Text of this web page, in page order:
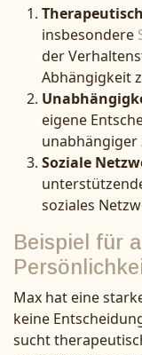
insbesondere
der
Abhängigkeit
eigene
unabhängiger
Soziale
soziales
Beispiel für
Max hat eine
keine
sucht